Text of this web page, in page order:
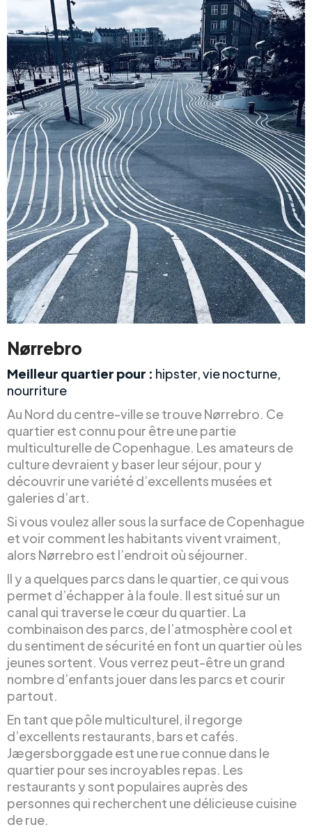
Nørrebro
Meilleur quartier pour : hipster, vie nocturne,
nourriture
Au Nord du centre-ville se trouve Nørrebro. Ce
quartier est connu pour être une partie
multiculturelle de Copenhague. Les amateurs de
culture devraient y baser leur séjour, pour y
découvrir une variété d’excellents musées et
galeries d’art.
Si vous voulez aller sous la surface de Copenhague
et voir comment les habitants vivent vraiment,
alors Nørrebro est l’endroit où séjourner.
Il y a quelques parcs dans le quartier, ce qui vous
permet d’échapper à la foule. Il est situé sur un
canal qui traverse le cœur du quartier. La
combinaison des parcs, de l’atmosphère cool et
du sentiment de sécurité en font un quartier où les
jeunes sortent. Vous verrez peut-être un grand
nombre d’enfants jouer dans les parcs et courir
partout.
En tant que pôle multiculturel, il regorge
d’excellents restaurants, bars et cafés.
Jægersborggade est une rue connue dans le
quartier pour ses incroyables repas. Les
restaurants y sont populaires auprès des
personnes qui recherchent une délicieuse cuisine
de rue.